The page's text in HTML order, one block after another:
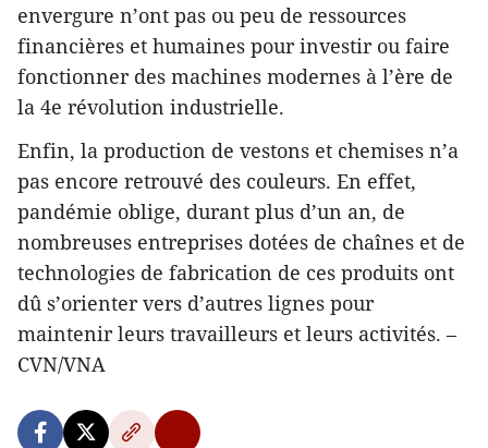
envergure n’ont pas ou peu de ressources
financières et humaines pour investir ou faire
fonctionner des machines modernes à l’ère de
la 4e révolution industrielle.
Enfin, la production de vestons et chemises n’a
pas encore retrouvé des couleurs. En effet,
pandémie oblige, durant plus d’un an, de
nombreuses entreprises dotées de chaînes et de
technologies de fabrication de ces produits ont
dû s’orienter vers d’autres lignes pour
maintenir leurs travailleurs et leurs activités. –
CVN/VNA